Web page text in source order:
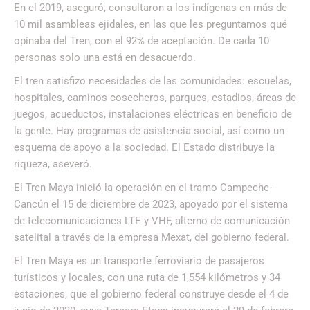
En el 2019, aseguró, consultaron a los indígenas en más de
10 mil asambleas ejidales, en las que les preguntamos qué
opinaba del Tren, con el 92% de aceptación. De cada 10
personas solo una está en desacuerdo.
El tren satisfizo necesidades de las comunidades: escuelas,
hospitales, caminos cosecheros, parques, estadios, áreas de
juegos, acueductos, instalaciones eléctricas en beneficio de
la gente. Hay programas de asistencia social, así como un
esquema de apoyo a la sociedad. El Estado distribuye la
riqueza, aseveró.
El Tren Maya inició la operación en el tramo Campeche-
Cancún el 15 de diciembre de 2023, apoyado por el sistema
de telecomunicaciones LTE y VHF, alterno de comunicación
satelital a través de la empresa Mexat, del gobierno federal.
El Tren Maya es un transporte ferroviario de pasajeros
turísticos y locales, con una ruta de 1,554 kilómetros y 34
estaciones, que el gobierno federal construye desde el 4 de